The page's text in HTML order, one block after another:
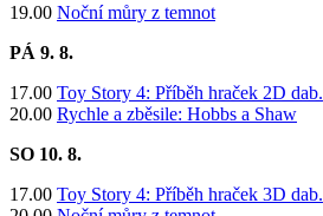
19.00 Noční můry z temnot
PÁ 9. 8.
17.00 Toy Story 4: Příběh hraček 2D dab.
20.00 Rychle a zběsile: Hobbs a Shaw
SO 10. 8.
17.00 Toy Story 4: Příběh hraček 3D dab.